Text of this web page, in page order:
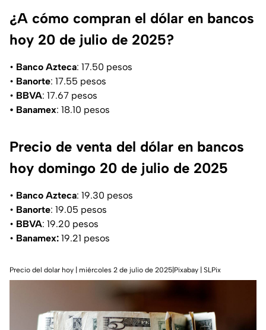
¿A cómo compran el dólar en bancos
hoy 20 de julio de 2025?
• Banco Azteca: 17.50 pesos
• Banorte: 17.55 pesos
• BBVA: 17.67 pesos
• Banamex: 18.10 pesos
Precio de venta del dólar en bancos
hoy domingo 20 de julio de 2025
• Banco Azteca: 19.30 pesos
• Banorte: 19.05 pesos
• BBVA: 19.20 pesos
• Banamex: 19.21 pesos
Precio del dolar hoy | miércoles 2 de julio de 2025|Pixabay | SLPix